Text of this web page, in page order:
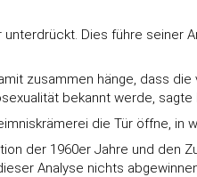
Dies führe seiner
zusammen hänge, dass
bekannt werde, sagte
die Tür öffne, in
der 1960er Jahre und den
Analyse nichts